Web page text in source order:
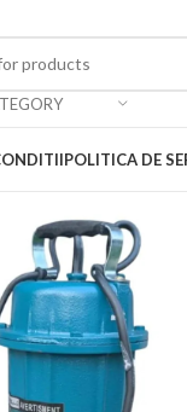
POLITICA DE